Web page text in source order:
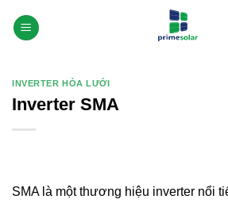
qua
INVERTER HÒA LƯỚI
Inverter SMA
SMA là một thương hiệu inverter nổi